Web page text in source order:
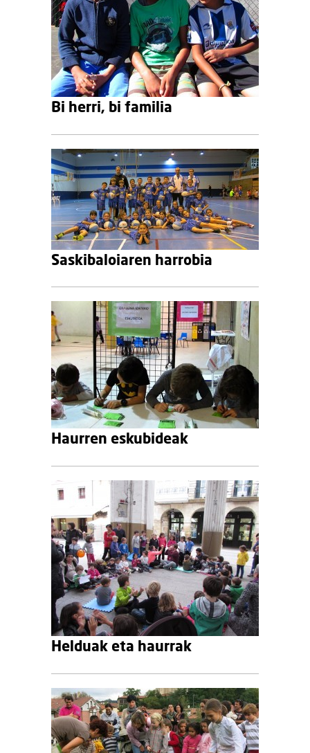
Bi herri, bi familia
Saskibaloiaren harrobia
Haurren eskubideak
Helduak eta haurrak